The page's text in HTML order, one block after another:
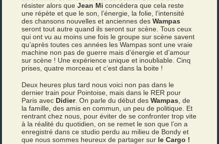
résister alors queJean Mi concédera que cela reste
une répète et que le son, l’énergie, la folie, l’intensité
des chansons nouvelles et anciennes desWampas
seront tout autre quand ils seront sur scène. Tous ceux
qui ont vu au moins une fois le groupe sur scène savent
qu’après toutes ces années les Wampas sont une vraie
machine non pas de guerre mais d’énergie et d’amour
sur scène ! Une expérience unique et inoubliable. Cinq
prises, quatre morceau et c’est dans la boite !
Deux heures plus tard nous voici non pas dans le
dernier train pour Pointoise, mais dans le RER pour
Paris avec Didier. On parle du début desWampas , de
la famille, des amis en commun, un peu de politique. Et
rentrant chez nous, pour éviter de se confronter trop vite
à la réalité du quotidien, on se remet le son que l’on a
enregistré dans ce studio perdu au milieu de Bondy et
que nous sommes heureux de partager sur le Cargo !